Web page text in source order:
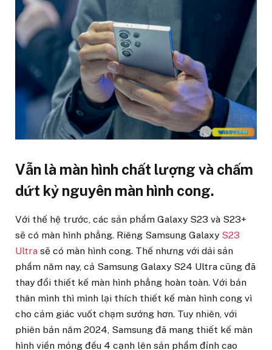
Vẫn là màn hình chất lượng và chấm
dứt kỷ nguyên màn hình cong.
Với thế hệ trước, các sản phẩm Galaxy S23 và S23+
sẽ có màn hình phẳng. Riêng Samsung Galaxy S23
Ultra sẽ có màn hình cong. Thế nhưng với dải sản
phẩm năm nay, cả Samsung Galaxy S24 Ultra cũng đã
thay đổi thiết kế màn hình phẳng hoàn toàn. Với bản
thân mình thì mình lại thích thiết kế màn hình cong vì
cho cảm giác vuốt chạm sướng hơn. Tuy nhiên, với
phiên bản năm 2024, Samsung đã mang thiết kế màn
hình viền mỏng đều 4 cạnh lên sản phẩm đỉnh cao